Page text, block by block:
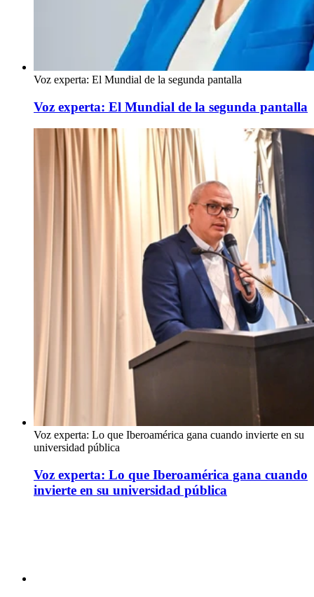
Voz experta: El Mundial de la segunda pantalla
Voz experta: El Mundial de la segunda pantalla
Voz experta: Lo que Iberoamérica gana cuando invierte en su
universidad pública
Voz experta: Lo que Iberoamérica gana cuando
invierte en su universidad pública